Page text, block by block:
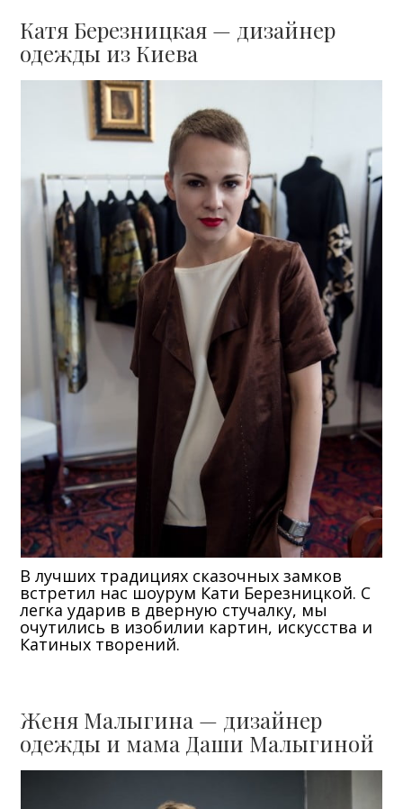
Катя Березницкая — дизайнер
одежды из Киева
В лучших традициях сказочных замков
встретил нас шоурум Кати Березницкой. С
легка ударив в дверную стучалку, мы
очутились в изобилии картин, искусства и
Катиных творений.
Женя Малыгина — дизайнер
одежды и мама Даши Малыгиной